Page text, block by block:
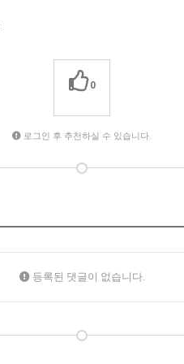
0
로그인 후 추천하실 수 있습니다.
등록된 댓글이 없습니다.